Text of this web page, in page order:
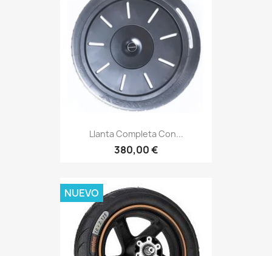
Llanta Completa Con...
380,00 €
NUEVO